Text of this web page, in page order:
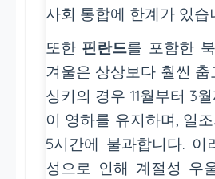
사회 통합에 한계가 있습
또한 핀란드를 포함한
겨울은 상상보다 훨씬 춥
싱키의 경우 11월부터 3
이 영하를 유지하며, 일
5시간에 불과합니다. 이
성으로 인해 계절성 우